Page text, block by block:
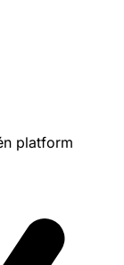
platform